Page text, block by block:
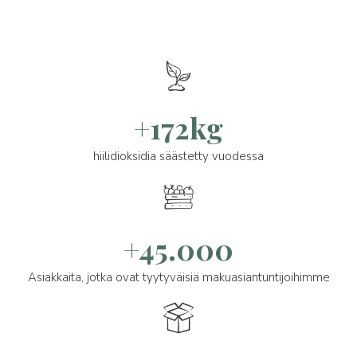
+172kg
hiilidioksidia säästetty vuodessa
+45.000
Asiakkaita, jotka ovat tyytyväisiä makuasiantuntijoihimme